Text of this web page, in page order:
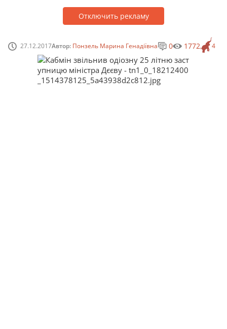
Отключить рекламу
27.12.2017Автор: Понзель Марина Генадіївна 4
0 1772